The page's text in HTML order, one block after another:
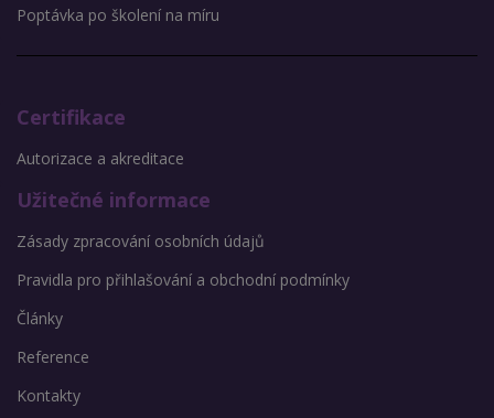
Poptávka po školení na míru
Certifikace
Autorizace a akreditace
Užitečné informace
Zásady zpracování osobních údajů
Pravidla pro přihlašování a obchodní podmínky
Články
Reference
Kontakty